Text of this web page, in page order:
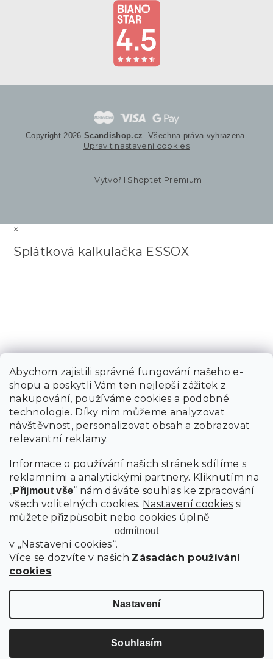
Abychom zajistili správné fungování našeho e-
shopu a poskytli Vám ten nejlepší zážitek z
nakupování, používáme cookies a podobné
technologie. Díky nim můžeme analyzovat
návštěvnost, personalizovat obsah a zobrazovat
relevantní reklamy.
Informace o používání našich stránek sdílíme s
reklamními a analytickými partnery. Kliknutím na
„Přijmout vše“ nám dáváte souhlas ke zpracování
všech volitelných cookies. Nastavení cookies si
můžete přizpůsobit nebo cookies úplně
odmítnout
v „Nastavení cookies“.
Více se dozvíte v našich Zásadách používání
cookies
Nastavení
Souhlasím
Vytvořil Shoptet Premium
Copyright 2026 Scandishop.cz . Všechna práva vyhrazena.
Upravit nastavení cookies
×
Splátková kalkulačka ESSOX